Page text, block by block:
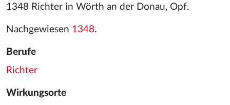
1348 Richter in Wörth an der Donau, Opf.
Nachgewiesen 1348.
Berufe
Richter
Wirkungsorte